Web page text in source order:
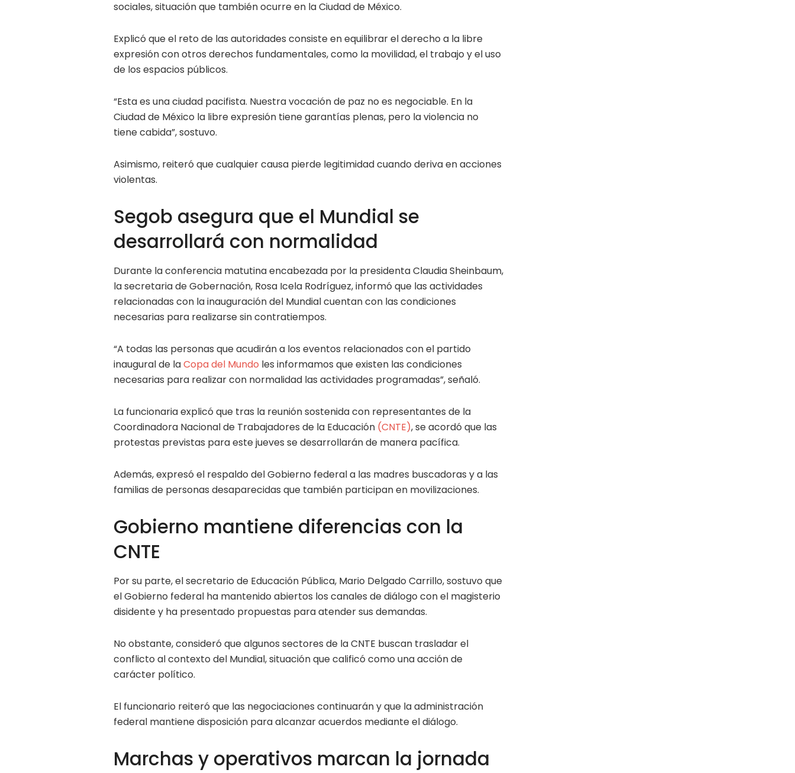
sociales, situación que también ocurre en la Ciudad de México.
Explicó que el reto de las autoridades consiste en equilibrar el derecho a la libre
expresión con otros derechos fundamentales, como la movilidad, el trabajo y el uso
de los espacios públicos.
“Esta es una ciudad pacifista. Nuestra vocación de paz no es negociable. En la
Ciudad de México la libre expresión tiene garantías plenas, pero la violencia no
tiene cabida”, sostuvo.
Asimismo, reiteró que cualquier causa pierde legitimidad cuando deriva en acciones
violentas.
Segob asegura que el Mundial se
desarrollará con normalidad
Durante la conferencia matutina encabezada por la presidenta Claudia Sheinbaum,
la secretaria de Gobernación, Rosa Icela Rodríguez, informó que las actividades
relacionadas con la inauguración del Mundial cuentan con las condiciones
necesarias para realizarse sin contratiempos.
“A todas las personas que acudirán a los eventos relacionados con el partido
inaugural de laCopa del Mundo les informamos que existen las condiciones
necesarias para realizar con normalidad las actividades programadas”, señaló.
La funcionaria explicó que tras la reunión sostenida con representantes de la
Coordinadora Nacional de Trabajadores de la Educación (CNTE), se acordó que las
protestas previstas para este jueves se desarrollarán de manera pacífica.
Además, expresó el respaldo del Gobierno federal a las madres buscadoras y a las
familias de personas desaparecidas que también participan en movilizaciones.
Gobierno mantiene diferencias con la
CNTE
Por su parte, el secretario de Educación Pública, Mario Delgado Carrillo, sostuvo que
el Gobierno federal ha mantenido abiertos los canales de diálogo con el magisterio
disidente y ha presentado propuestas para atender sus demandas.
No obstante, consideró que algunos sectores de la CNTE buscan trasladar el
conflicto al contexto del Mundial, situación que calificó como una acción de
carácter político.
El funcionario reiteró que las negociaciones continuarán y que la administración
federal mantiene disposición para alcanzar acuerdos mediante el diálogo.
Marchas y operativos marcan la jornada